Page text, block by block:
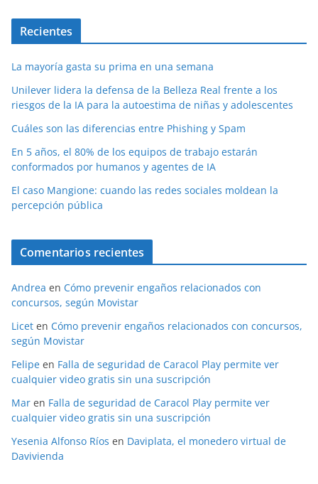
Recientes
La mayoría gasta su prima en una semana
Unilever lidera la defensa de la Belleza Real frente a los
riesgos de la IA para la autoestima de niñas y adolescentes
Cuáles son las diferencias entre Phishing y Spam
En 5 años, el 80% de los equipos de trabajo estarán
conformados por humanos y agentes de IA
El caso Mangione: cuando las redes sociales moldean la
percepción pública
Comentarios recientes
Andrea en Cómo prevenir engaños relacionados con
concursos, según Movistar
Licet en Cómo prevenir engaños relacionados con concursos,
según Movistar
Felipe en Falla de seguridad de Caracol Play permite ver
cualquier video gratis sin una suscripción
Mar en Falla de seguridad de Caracol Play permite ver
cualquier video gratis sin una suscripción
Yesenia Alfonso Ríos en Daviplata, el monedero virtual de
Davivienda